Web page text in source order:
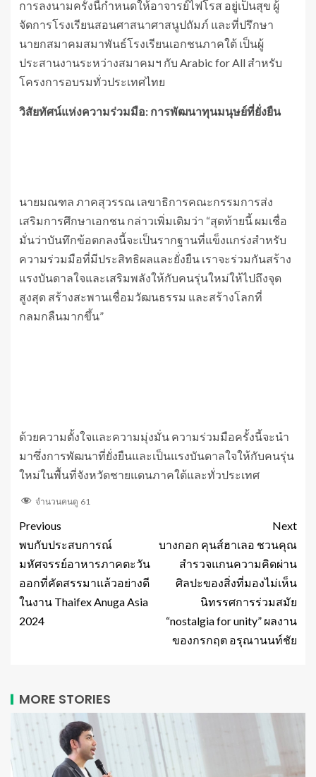
การลงนามครั้งนี้กำหนดให้อาจารย์ไฟโรส อยู่เป็นสุข ผู้
จัดการโรงเรียนสอนศาสนาศาสนูปถัมภ์ และที่ปรึกษา
นายกสมาคมสมาพันธ์โรงเรียนเอกชนภาคใต้ เป็นผู้
ประสานงานระหว่างสมาคมฯ กับ Arabic for All สำหรับ
โครงการอบรมทั่วประเทศไทย
วิสัยทัศน์แห่งความร่วมมือ: การพัฒนาทุนมนุษย์ที่ยั่งยืน
นายมณฑล ภาคสุวรรณ เลขาธิการคณะกรรมการส่ง
เสริมการศึกษาเอกชน กล่าวเพิ่มเติมว่า “สุดท้ายนี้ ผมเชื่อ
มั่นว่าบันทึกข้อตกลงนี้จะเป็นรากฐานที่แข็งแกร่งสำหรับ
ความร่วมมือที่มีประสิทธิผลและยั่งยืน เราจะร่วมกันสร้าง
แรงบันดาลใจและเสริมพลังให้กับคนรุ่นใหม่ให้ไปถึงจุด
สูงสุด สร้างสะพานเชื่อมวัฒนธรรม และสร้างโลกที่
กลมกลืนมากขึ้น”
ด้วยความตั้งใจและความมุ่งมั่น ความร่วมมือครั้งนี้จะนำ
มาซึ่งการพัฒนาที่ยั่งยืนและเป็นแรงบันดาลใจให้กับคนรุ่น
ใหม่ในพื้นที่จังหวัดชายแดนภาคใต้และทั่วประเทศ
จำนวนคนดู 61
Previous
พบกับประสบการณ์
มหัศจรรย์อาหารภาคตะวัน
ออกที่คัดสรรมาแล้วอย่างดี
ในงาน Thaifex Anuga Asia
2024
Next
บางกอก คุนส์ฮาเลอ ชวนคุณ
สำรวจแกนความคิดผ่าน
ศิลปะของสิ่งที่มองไม่เห็น
นิทรรศการร่วมสมัย
“nostalgia for unity” ผลงาน
ของกรกฤต อรุณานนท์ชัย
MORE STORIES